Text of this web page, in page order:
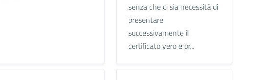
senza che ci sia necessità di
presentare
successivamente il
certificato vero e pr...